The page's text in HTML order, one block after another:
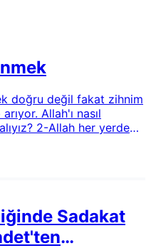
doğru değil fakat zihnim
Allah'ı nasıl
2-Allah her yerdedir
3-Ruh dediğimiz nedir ve
Sadakat